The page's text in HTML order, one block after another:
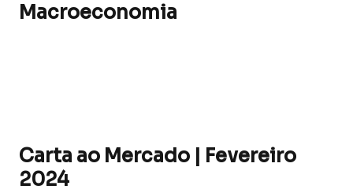
Macroeconomia
Carta ao Mercado | Fevereiro
2024